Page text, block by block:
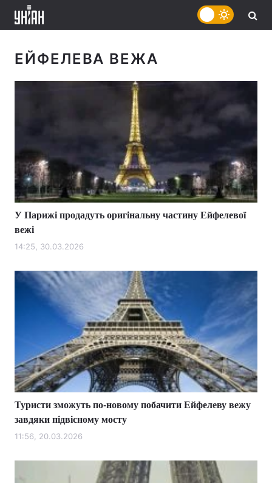
ЕЙФЕЛЕВА ВЕЖА
У Парижі продадуть оригінальну частину Ейфелевої
вежі
14:25, 30.03.2026
Туристи зможуть по-новому побачити Ейфелеву вежу
завдяки підвісному мосту
11:56, 20.03.2026